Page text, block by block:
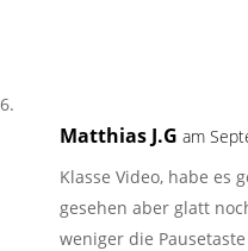
Matthias J.G am
Klasse Video, habe es
gesehen aber glatt
weniger die